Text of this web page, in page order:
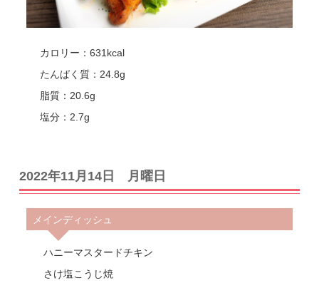
カロリー：631kcal
たんぱく質：24.8g
脂質：20.6g
塩分：2.7g
2022年11月14日 月曜日
メインディッシュ
ハニーマスタードチキン
さけ塩こうじ焼